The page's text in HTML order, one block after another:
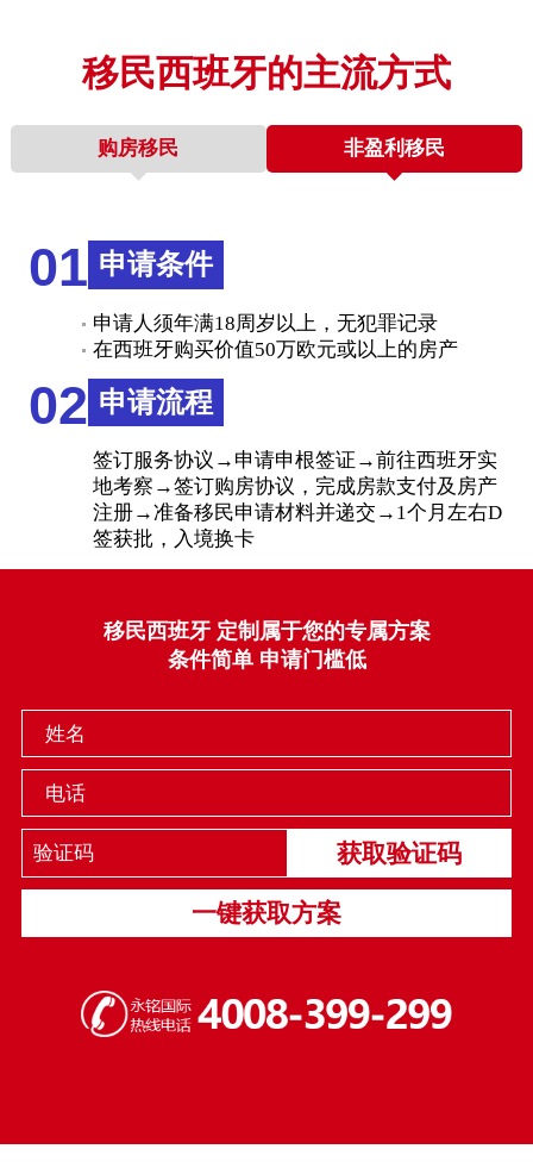
移民西班牙的主流方式
购房移民 非盈利移民
01 申请条件
申请人须年满18周岁以上，无犯罪记录
在西班牙购买价值50万欧元或以上的房产
02 申请流程
签订服务协议→申请申根签证→前往西班牙实
地考察→签订购房协议，完成房款支付及房产
注册→准备移民申请材料并递交→1个月左右D
签获批，入境换卡
移民西班牙 定制属于您的专属方案
条件简单 申请门槛低
姓名
电话
获取验证码
一键获取方案